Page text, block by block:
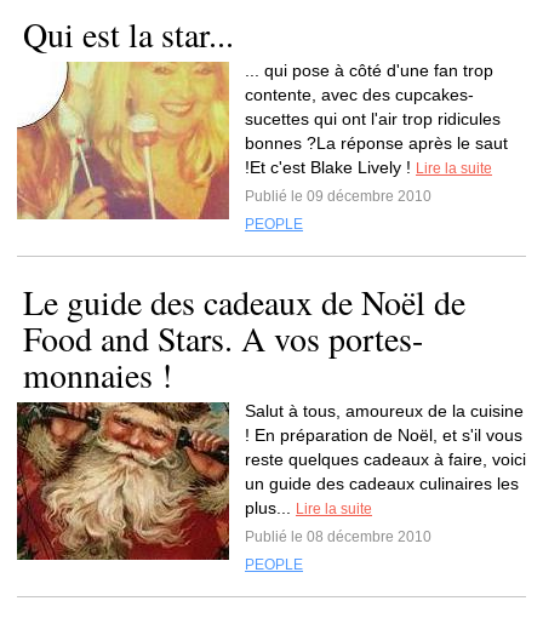
Qui est la star...
... qui pose à côté d'une fan trop
contente, avec des cupcakes-
sucettes qui ont l'air trop ridicules
bonnes ?La réponse après le saut
!Et c'est Blake Lively ! Lire la suite
Publié le 09 décembre 2010
PEOPLE
Le guide des cadeaux de Noël de
Food and Stars. A vos portes-
monnaies !
Salut à tous, amoureux de la cuisine
! En préparation de Noël, et s'il vous
reste quelques cadeaux à faire, voici
un guide des cadeaux culinaires les
plus...
Lire la suite
Publié le 08 décembre 2010
PEOPLE